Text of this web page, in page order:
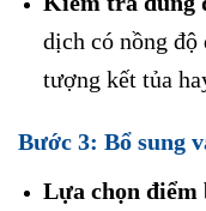
dịch có nồng độ
tượng kết tủa
Bước 3: Bổ sung
Lựa chọn điểm